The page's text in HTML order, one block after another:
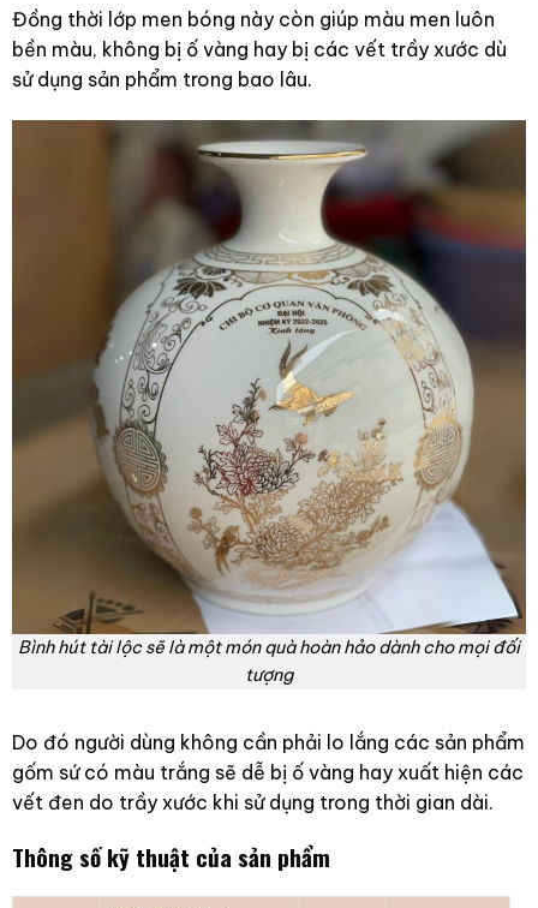
Đồng thời lớp men bóng này còn giúp màu men luôn
bền màu, không bị ố vàng hay bị các vết trầy xước dù
sử dụng sản phẩm trong bao lâu.
Bình hút tài lộc sẽ là một món quà hoàn hảo dành cho mọi đối
tượng
Do đó người dùng không cần phải lo lắng các sản phẩm
gốm sứ có màu trắng sẽ dễ bị ố vàng hay xuất hiện các
vết đen do trầy xước khi sử dụng trong thời gian dài.
Thông số kỹ thuật của sản phẩm